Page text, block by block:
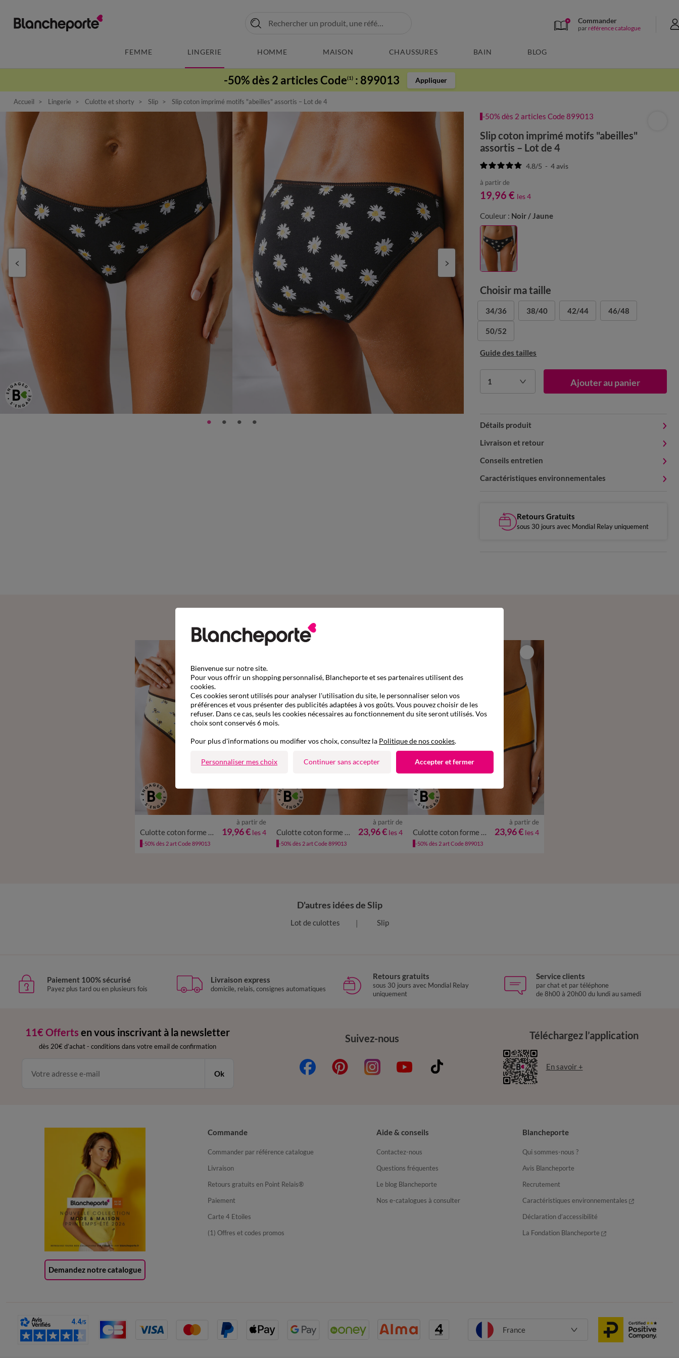
Commander
par référence catalogue
FEMME LINGERIE HOMME MAISON CHAUSSURES BAIN BLOG
-50% dès 2 articles Code(1) : 899013 Appliquer
Accueil Lingerie Culotte et shorty Slip Slip coton imprimé motifs "abeilles" assortis – Lot de 4
-50% dès 2 articles Code 899013
Slip coton imprimé motifs "abeilles"
assortis – Lot de 4
4.8/5 - 4avis
à partir de
19,96 € les 4
Couleur : Noir / Jaune
Choisir ma taille
34/36 38/40 42/44 46/48
50/52
Guide des tailles
1 Ajouter au panier
Détails produit
Livraison et retour
Conseils entretien
Caractéristiques environnementales
Retours Gratuits
sous 30 jours avec Mondial Relay uniquement
50/52
Culotte coton forme midi imprimé motifs "abeilles"assortis – Lot de 4
à partir de
19,96 € les 4
-50% dès 2 art Code 899013
50/52
Culotte coton forme shorty imprimé motifs "abeilles" assortis– Lot de 4
à partir de
23,96 € les 4
-50% dès 2 art Code 899013
54/56
Culotte coton forme maxi imprimé motifs «abeilles» assortis – Lot de 4
à partir de
23,96 € les 4
-50% dès 2 art Code 899013
D'autres idées de Slip
Lot de culottes Slip
Paiement 100% sécurisé
Payez plus tard ou en plusieurs fois
Livraison express
domicile, relais, consignes automatiques
Retours gratuits
sous 30 jours avec Mondial Relay
uniquement
Service clients
par chat et par téléphone
de 8h00 à 20h00 du lundi au samedi
11€ Offerts en vous inscrivant à la newsletter
dès 20€ d’achat - conditions dans votre email de confirmation
Ok
Suivez-nous Téléchargez l’application
En savoir +
Demandez notre catalogue
Commande
Commander par référence catalogue
Livraison
Retours gratuits en Point Relais®
Paiement
Carte 4 Etoiles
(1) Offres et codes promos
Aide & conseils
Contactez-nous
Questions fréquentes
Le blog Blancheporte
Nos e-catalogues à consulter
Blancheporte
Qui sommes-nous ?
Avis Blancheporte
Recrutement
Caractéristiques environnementales
Déclaration d’accessibilité
La Fondation Blancheporte
France
Bienvenue sur notre site.
Pour vous offrir un shopping personnalisé, Blancheporte et ses partenaires utilisent des
cookies.
Ces cookies seront utilisés pour analyser l'utilisation du site, le personnaliser selon vos
préférences et vous présenter des publicités adaptées à vos goûts. Vous pouvez choisir de les
refuser. Dans ce cas, seuls les cookies nécessaires au fonctionnement du site seront utilisés. Vos
choix sont conservés 6 mois.
Pour plus d'informations ou modifier vos choix, consultez la Politique de nos cookies.
Personnaliser mes choix Continuer sans accepter Accepter et fermer